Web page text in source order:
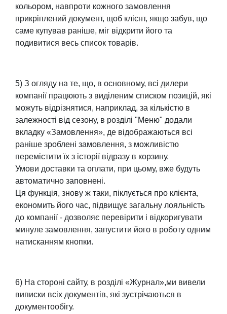
кольором, навпроти кожного замовлення
прикріплений документ, щоб клієнт, якщо забув, що
саме купував раніше, міг відкрити його та
подивитися весь список товарів.
5) З огляду на те, що, в основному, всі дилери
компанії працюють з виділеним списком позицій, які
можуть відрізнятися, наприклад, за кількістю в
залежності від сезону, в розділі "Меню" додали
вкладку «Замовлення», де відображаються всі
раніше зроблені замовлення, з можливістю
перемістити їх з історії відразу в корзину.
Умови доставки та оплати, при цьому, вже будуть
автоматично заповнені.
Ця функція, знову ж таки, піклується про клієнта,
економить його час, підвищує загальну лояльність
до компанії - дозволяє перевірити і відкоригувати
минуле замовлення, запустити його в роботу одним
натисканням кнопки.
6) На стороні сайту, в розділі «Журнал»,ми вивели
виписки всіх документів, які зустрічаються в
документообігу.